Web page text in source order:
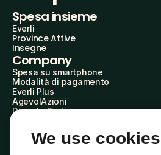
Spesa insieme
Everli
Province Attive
Insegne
Company
Spesa su smartphone
Modalità di pagamento
Everli Plus
AgevolAzioni
Diventa Partner
Everli Shoppers
About Us
We use cookies